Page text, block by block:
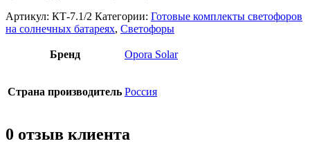
Артикул: КТ-7.1/2 Категории: Готовые комплекты светофоров
на солнечных батареях, Светофоры
Бренд Opora Solar
Страна производитель Россия
0 отзыв клиента